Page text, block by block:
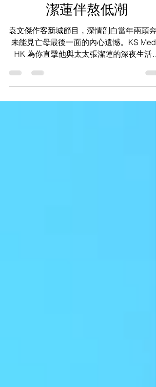
憾！奔波拍外景錯過亡母
最後一面 💔 感謝太太張
潔蓮伴熬低潮
袁文傑作客新城節目，深情剖白當年兩頭奔